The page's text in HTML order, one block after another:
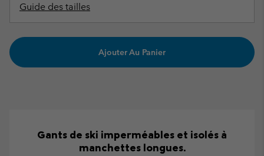
Guide des tailles
Ajouter Au Panier
Gants de ski imperméables et isolés à
manchettes longues.